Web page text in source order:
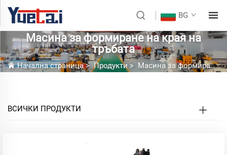
BG
Масина за формиране на края на
тръбата
Начална страница>Продукти> Масина за формиране на края на тръбата
ВСИЧКИ ПРОДУКТИ